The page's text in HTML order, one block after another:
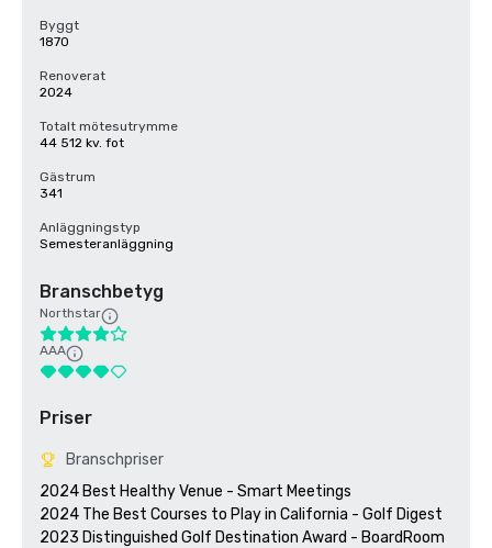
Byggt
1870
Renoverat
2024
Totalt mötesutrymme
44 512 kv. fot
Gästrum
341
Anläggningstyp
Semesteranläggning
Branschbetyg
Northstar
AAA
Priser
Branschpriser
2024 Best Healthy Venue - Smart Meetings
2024 The Best Courses to Play in California - Golf Digest
2023 Distinguished Golf Destination Award - BoardRoom